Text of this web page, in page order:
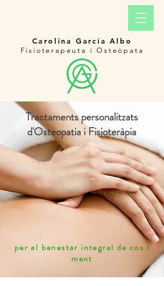
Carolina García Albo
Fisioterapeuta i Osteòpata
Tractaments personalitzats
d'Osteopatia i Fisioteràpia
per al benestar integral de cos i
ment